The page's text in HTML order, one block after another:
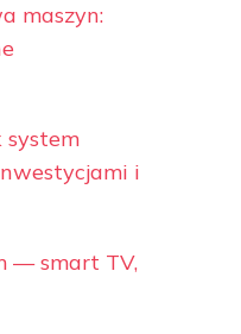
maszyn:
system
i
— smart TV,